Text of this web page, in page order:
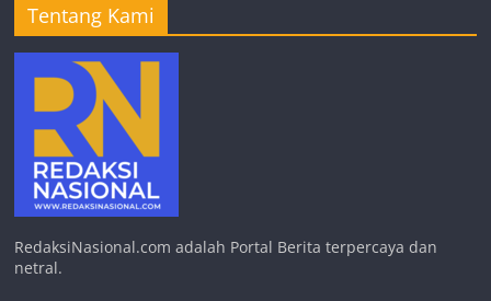
Tentang Kami
RedaksiNasional.com adalah Portal Berita terpercaya dan
netral.